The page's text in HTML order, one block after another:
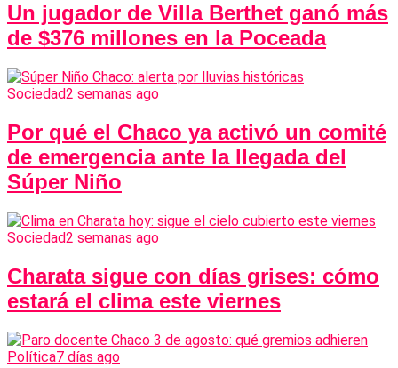
Un jugador de Villa Berthet ganó más
de $376 millones en la Poceada
Sociedad2 semanas ago
Por qué el Chaco ya activó un comité
de emergencia ante la llegada del
Súper Niño
Sociedad2 semanas ago
Charata sigue con días grises: cómo
estará el clima este viernes
Política7 días ago